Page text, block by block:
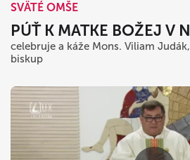
SVÄTÉ OMŠE
PÚŤ K MATKE BOŽEJ V
celebruje a káže Mons. Viliam
biskup